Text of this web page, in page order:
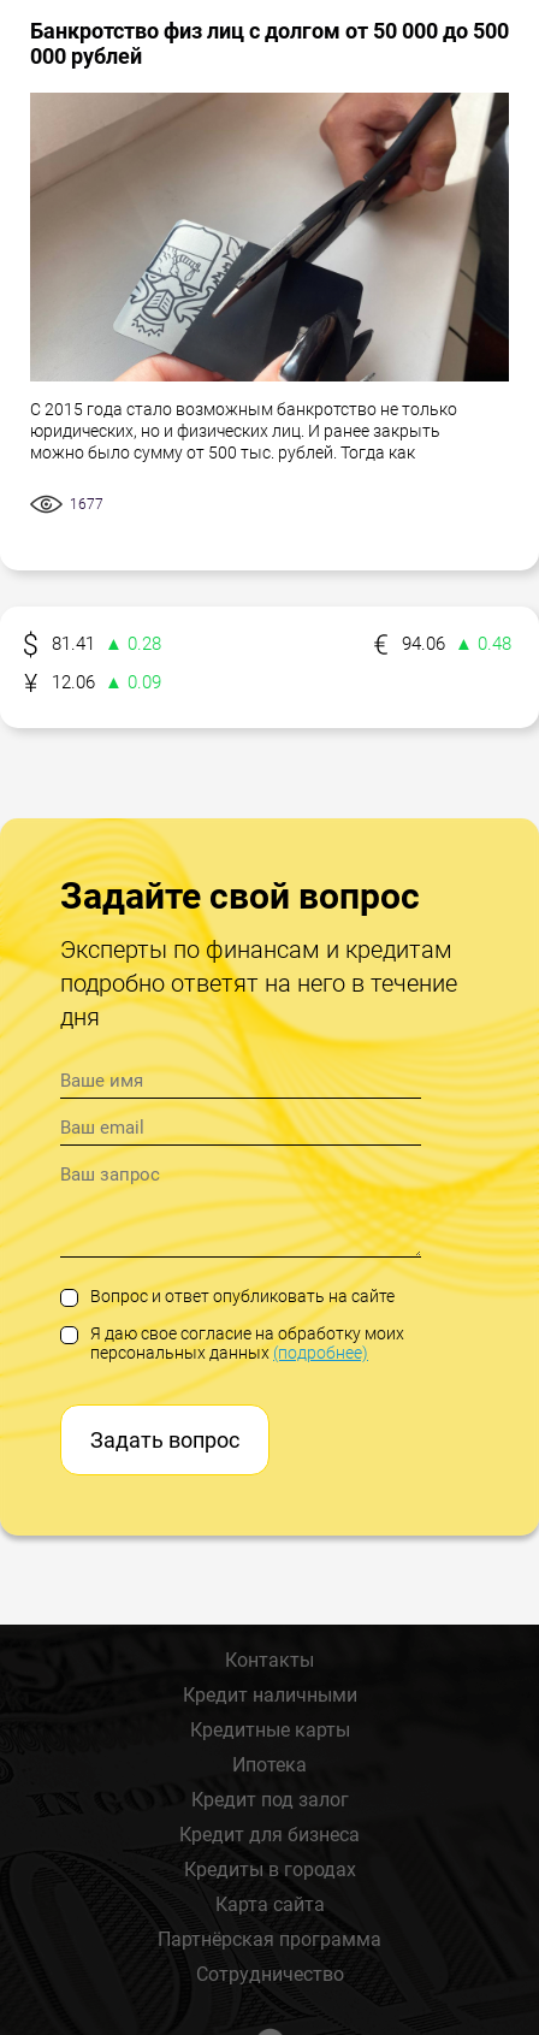
Банкротство физ лиц с долгом от 50 000 до 500
000 рублей
С 2015 года стало возможным банкротство не только
юридических, но и физических лиц. И ранее закрыть
можно было сумму от 500 тыс. рублей. Тогда как
1677
81.41 ▲ 0.28 94.06
▲ 0.48
12.06
▲ 0.09
Задайте свой вопрос
Эксперты по финансам и кредитам
подробно ответят на него в течение
дня
Вопрос и ответ опубликовать на сайте
Я даю свое согласие на обработку моих
персональных данных(подробнее)
Задать вопрос
Контакты
Кредит наличными
Кредитные карты
Ипотека
Кредит под залог
Кредит для бизнеса
Кредиты в городах
Карта сайта
Партнёрская программа
Сотрудничество